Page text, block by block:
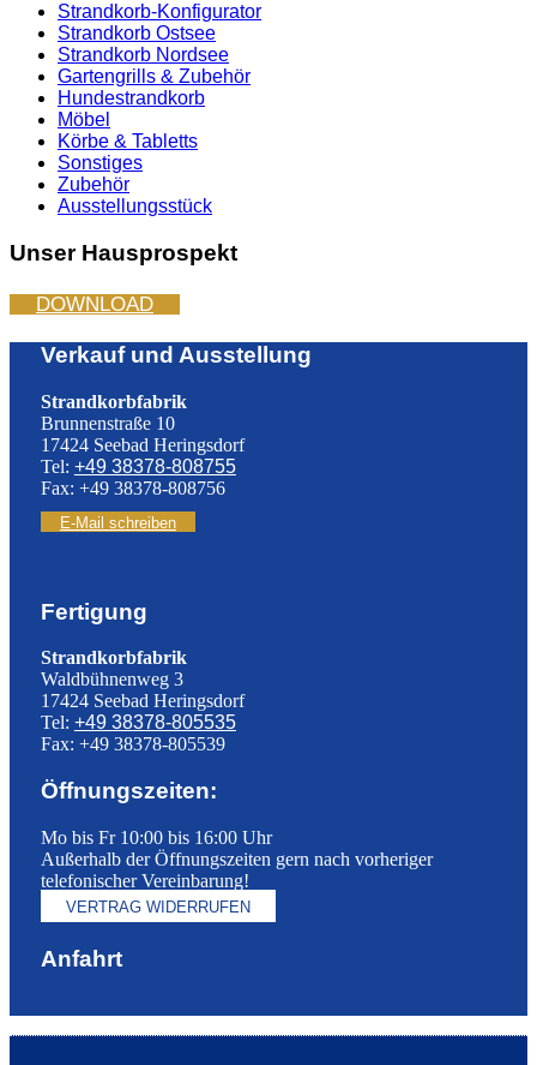
Strandkorb-Konfigurator
Strandkorb Ostsee
Strandkorb Nordsee
Gartengrills & Zubehör
Hundestrandkorb
Möbel
Körbe & Tabletts
Sonstiges
Zubehör
Ausstellungsstück
Unser Hausprospekt
DOWNLOAD
Verkauf und Ausstellung
Strandkorbfabrik
Brunnenstraße 10
17424 Seebad Heringsdorf
Tel: +49 38378-808755
Fax: +49 38378-808756
E-Mail schreiben
Fertigung
Strandkorbfabrik
Waldbühnenweg 3
17424 Seebad Heringsdorf
Tel: +49 38378-805535
Fax: +49 38378-805539
Öffnungszeiten:
Mo bis Fr 10:00 bis 16:00 Uhr
Außerhalb der Öffnungszeiten gern nach vorheriger
telefonischer Vereinbarung!
VERTRAG WIDERRUFEN
Anfahrt